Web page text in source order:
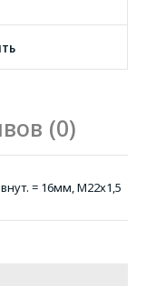
(0)
= 16мм, М22х1,5